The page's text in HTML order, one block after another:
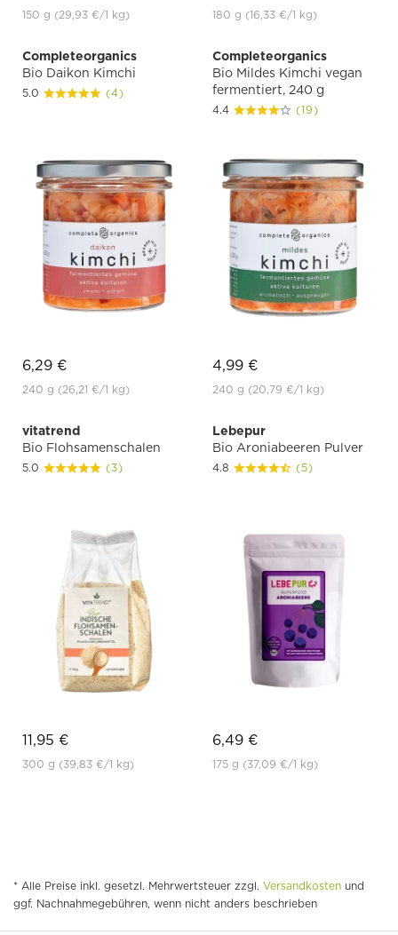
150 g (29,93 €/1 kg) 180 g (16,33 €/1 kg)
Completeorganics
Bio Daikon Kimchi
5.0 (4)
6,29 €
240 g (26,21 €/1 kg)
Completeorganics
Bio Mildes Kimchi vegan
fermentiert, 240 g
4.4 (19)
4,99 €
240 g (20,79 €/1 kg)
vitatrend
Bio Flohsamenschalen
5.0 (3)
11,95 €
300 g (39,83 €/1 kg)
Lebepur
Bio Aroniabeeren Pulver
4.8 (5)
6,49 €
175 g (37,09 €/1 kg)
* Alle Preise inkl. gesetzl. Mehrwertsteuer zzgl. Versandkosten und
ggf. Nachnahmegebühren, wenn nicht anders beschrieben